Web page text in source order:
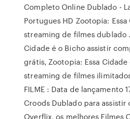
Completo Online Dublado -
Portugues HD Zootopia:
streaming de filmes dublado
Cidade é o Bicho assistir
grátis, Zootopia: Essa
streaming de filmes ilimitados
FILME : Data de lançamento
Croods Dublado para assistir
Overflix, os melhores Filmes